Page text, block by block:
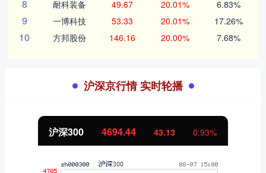
8 耐科装备 49.67 20.01% 6.83%
9 一博科技 53.33 20.01% 17.26%
10 方邦股份 146.16 20.00% 7.68%
沪深京行情 实时轮播
北证50 1134.24